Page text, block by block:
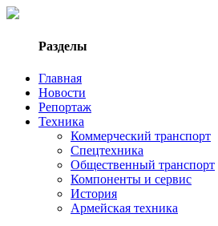
Разделы
Главная
Новости
Репортаж
Техника
Коммерческий транспорт
Спецтехника
Общественный транспорт
Компоненты и сервис
История
Армейская техника